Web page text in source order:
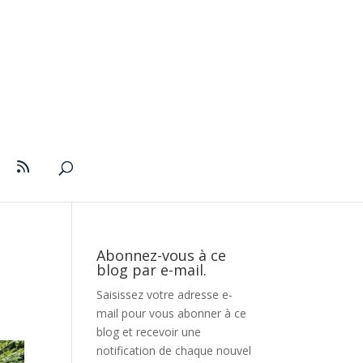
Abonnez-vous à ce
blog par e-mail.
Saisissez votre adresse e-
mail pour vous abonner à ce
blog et recevoir une
notification de chaque nouvel